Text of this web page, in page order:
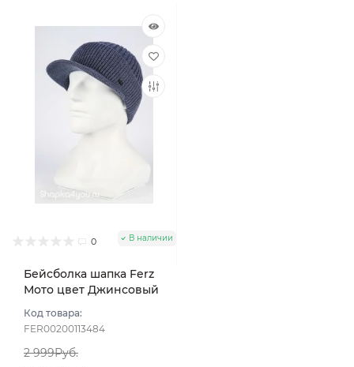
0 В наличии
Бейсболка шапка Ferz
Мото цвет Джинсовый
Код товара:
FER00200113484
2 999Руб.